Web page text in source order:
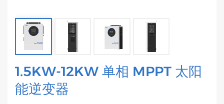
1.5KW-12KW 单相 MPPT 太阳
能逆变器